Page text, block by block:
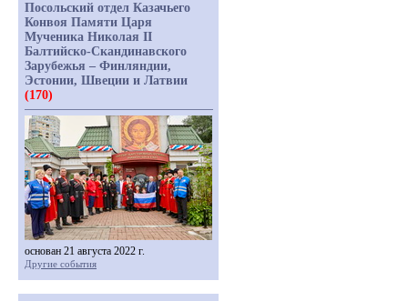
Посольский отдел Казачьего
Конвоя Памяти Царя
Мученика Николая II
Балтийско-Скандинавского
Зарубежья – Финляндии,
Эстонии, Швеции и Латвии
(170)
основан 21 августа 2022 г.
Другие события